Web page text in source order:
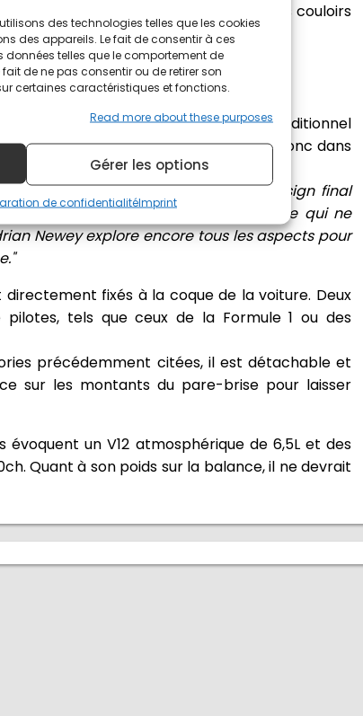
des technologies telles que les cookies
des appareils. Le fait de consentir à ces
telles que le comportement de
de ne pas consentir ou de retirer son
certaines caractéristiques et fonctions.
Read more about these purposes
Gérer les options
de confidentialitéImprint
Bull Racing a découvert qu'avec ces couloirs
supérieur.
centre des attentions. Ainsi un logo traditionnel
de la marque Aston Martin. C'est donc dans
seulement.
que nous sommes à 95% du design final
défini. Les éléments de carrosserie qui ne
Newey explore encore tous les aspects pour
fixés à la coque de la voiture. Deux
tels que ceux de la Formule 1 ou des
précédemment citées, il est détachable et
sur les montants du pare-brise pour laisser
un V12 atmosphérique de 6,5L et des
Quant à son poids sur la balance, il ne devrait